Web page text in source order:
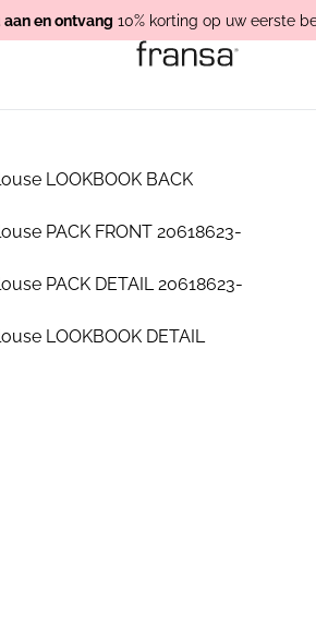
aan en ontvang 10% korting op uw eerste